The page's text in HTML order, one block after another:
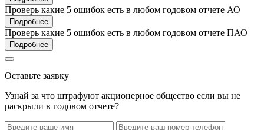
Проверь какие 5 ошибок есть в любом годовом отчете АО
Подробнее
Проверь какие 5 ошибок есть в любом годовом отчете ПАО
Подробнее
Оставьте заявку
Узнай за что штрафуют акционерное общество если вы не
раскрыли в годовом отчете?